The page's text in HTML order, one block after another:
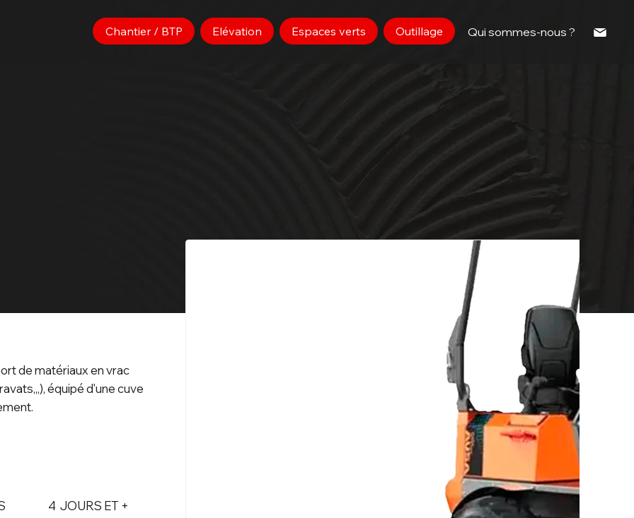
Chantier / BTP Elévation Espaces verts Outillage Qui sommes-nous ?
de matériaux en vrac
équipé d'une cuve
4 JOURS ET +